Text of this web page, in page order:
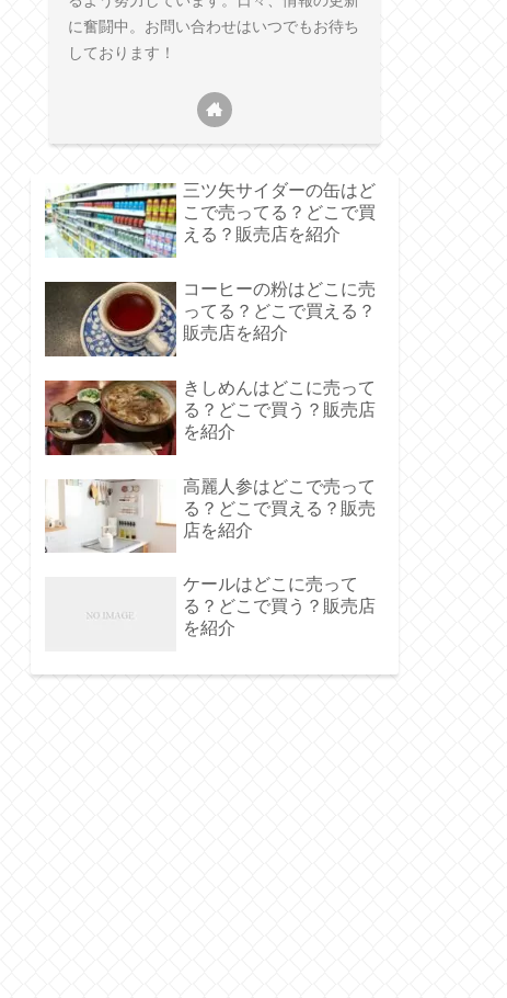
に奮闘中。お問い合わせはいつでもお待ち
しております！
三ツ矢サイダーの缶はど
こで売ってる？どこで買
える？販売店を紹介
コーヒーの粉はどこに売
ってる？どこで買える？
販売店を紹介
きしめんはどこに売って
る？どこで買う？販売店
を紹介
高麗人参はどこで売って
る？どこで買える？販売
店を紹介
ケールはどこに売って
る？どこで買う？販売店
を紹介